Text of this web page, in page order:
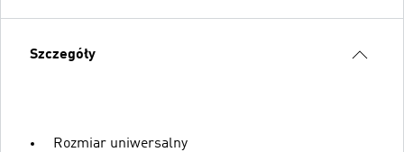
Szczegóły
Rozmiar uniwersalny